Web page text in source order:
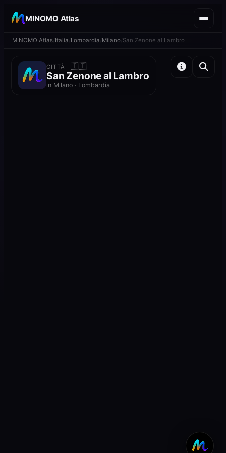
MINOMO Atlas
MINOMO Atlas Italia Lombardia Milano San Zenone al Lambro
CITTÀ ·🇮🇹
San Zenone al Lambro
in Milano · Lombardia